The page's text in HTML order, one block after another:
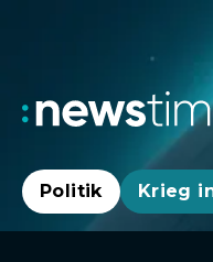
Politik Krieg